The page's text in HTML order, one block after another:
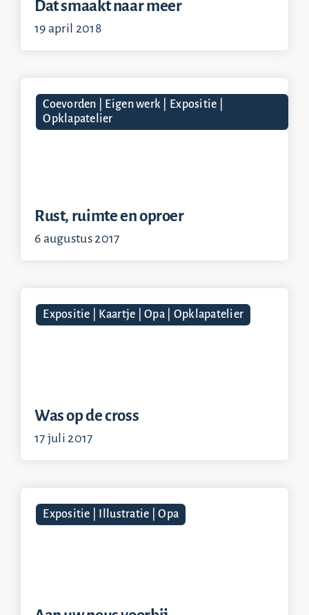
Dat smaakt naar meer
19 april 2018
Coevorden | Eigen werk | Expositie |
Opklapatelier
Rust, ruimte en oproer
6 augustus 2017
Expositie | Kaartje | Opa | Opklapatelier
Was op de cross
17 juli 2017
Expositie | Illustratie | Opa